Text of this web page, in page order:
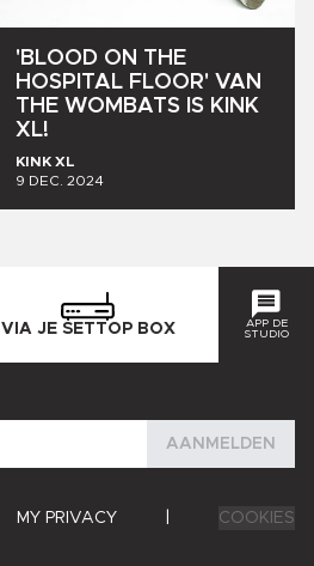
'BLOOD ON THE
HOSPITAL FLOOR' VAN
THE WOMBATS IS KINK
XL!
KINK XL
9 DEC. 2024
VIA JE SETTOP BOX
APP DE
STUDIO
AANMELDEN
MY PRIVACY COOKIES